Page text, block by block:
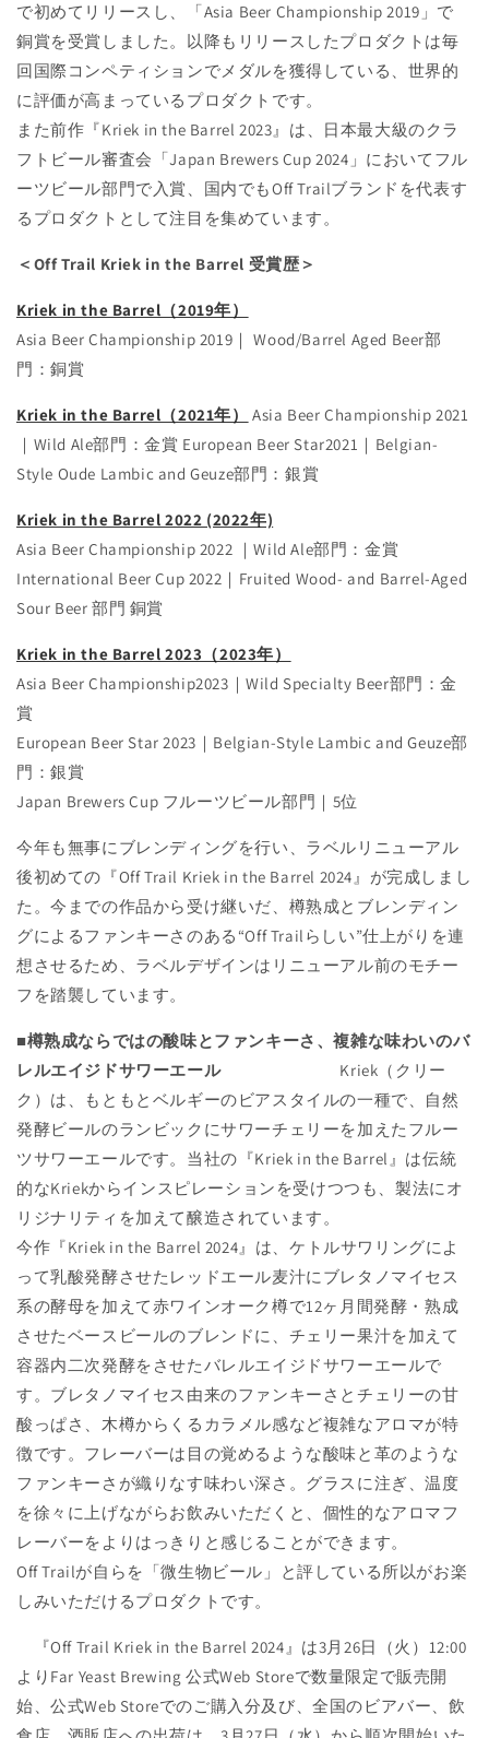
で初めてリリースし、「Asia Beer Championship 2019」で
銅賞を受賞しました。以降もリリースしたプロダクトは毎
回国際コンペティションでメダルを獲得している、世界的
に評価が高まっているプロダクトです。
また前作『Kriek in the Barrel 2023』は、日本最大級のクラ
フトビール審査会「Japan Brewers Cup 2024」においてフル
ーツビール部門で入賞、国内でもOff Trailブランドを代表す
るプロダクトとして注目を集めています。
＜Off Trail Kriek in the Barrel 受賞歴＞
Kriek in the Barrel（2019年）
Asia Beer Championship 2019｜ Wood/Barrel Aged Beer部
門：銅賞
Kriek in the Barrel（2021年）
Asia Beer Championship 2021
｜Wild Ale部門：⾦賞 European Beer Star2021｜Belgian-
Style Oude Lambic and Geuze部門：銀賞
Kriek in the Barrel 2022 (2022年)
Asia Beer Championship 2022 ｜Wild Ale部門：⾦賞
International Beer Cup 2022｜Fruited Wood- and Barrel-Aged
Sour Beer 部門 銅賞
Kriek in the Barrel 2023（2023年）
Asia Beer Championship2023｜Wild Specialty Beer部門：金
賞
European Beer Star 2023｜Belgian-Style Lambic and Geuze部
門：銀賞
Japan Brewers Cup フルーツビール部門｜5位
今年も無事にブレンディングを行い、ラベルリニューアル
後初めての『Off Trail Kriek in the Barrel 2024』が完成しまし
た。今までの作品から受け継いだ、樽熟成とブレンディン
グによるファンキーさのある“Off Trailらしい”仕上がりを連
想させるため、ラベルデザインはリニューアル前のモチー
フを踏襲しています。
■樽熟成ならではの酸味とファンキーさ、複雑な味わいのバ
レルエイジドサワーエール Kriek（クリー
ク）は、もともとベルギーのビアスタイルの⼀種で、⾃然
発酵ビールのランビックにサワーチェリーを加えたフルー
ツサワーエールです。当社の『Kriek in the Barrel』は伝統
的なKriekからインスピレーションを受けつつも、製法にオ
リジナリティを加えて醸造されています。
今作『Kriek in the Barrel 2024』は、ケトルサワリングによ
って乳酸発酵させたレッドエール⻨汁にブレタノマイセス
系の酵⺟を加えて赤ワインオーク樽で12ヶ⽉間発酵・熟成
させたベースビールのブレンドに、チェリー果汁を加えて
容器内二次発酵をさせたバレルエイジドサワーエールで
す。ブレタノマイセス由来のファンキーさとチェリーの甘
酸っぱさ、木樽からくるカラメル感など複雑なアロマが特
徴です。フレーバーは目の覚めるような酸味と⾰のような
ファンキーさが織りなす味わい深さ。グラスに注ぎ、温度
を徐々に上げながらお飲みいただくと、個性的なアロマフ
レーバーをよりはっきりと感じることができます。
Off Trailが自らを「微生物ビール」と評している所以がお楽
しみいただけるプロダクトです。
『Off Trail Kriek in the Barrel 2024』は3月26日（火） 12:00
よりFar Yeast Brewing 公式Web Storeで数量限定で販売開
始、公式Web Storeでのご購入分及び、全国のビアバー、飲